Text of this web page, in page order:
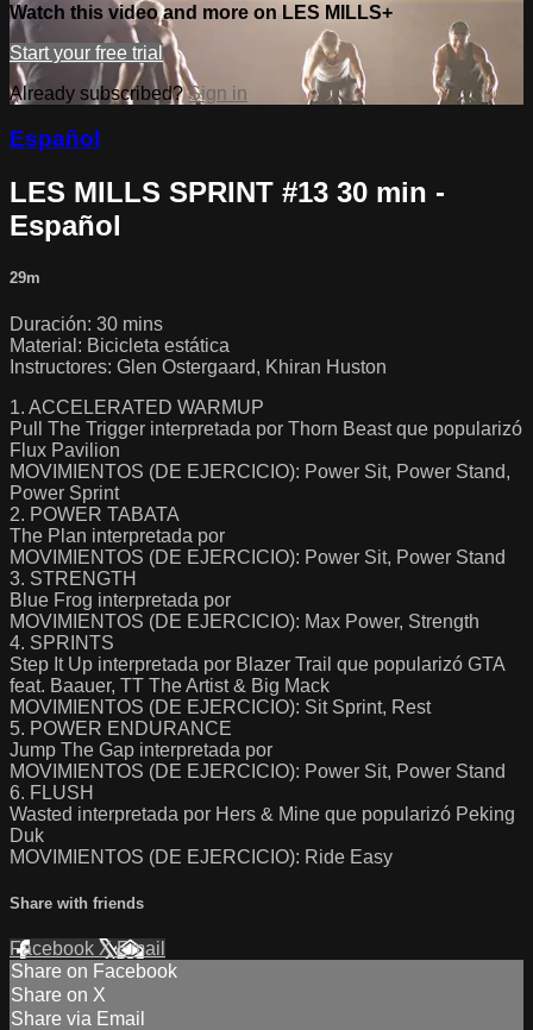
Watch this video and more on LES MILLS+
Start your free trial
Already subscribed?Sign in
Español
LES MILLS SPRINT #13 30 min -
Español
29m
Duración: 30 mins
Material: Bicicleta estática
Instructores: Glen Ostergaard, Khiran Huston
1. ACCELERATED WARMUP
Pull The Trigger interpretada por Thorn Beast que popularizó
Flux Pavilion
MOVIMIENTOS (DE EJERCICIO): Power Sit, Power Stand,
Power Sprint
2. POWER TABATA
The Plan interpretada por
MOVIMIENTOS (DE EJERCICIO): Power Sit, Power Stand
3. STRENGTH
Blue Frog interpretada por
MOVIMIENTOS (DE EJERCICIO): Max Power, Strength
4. SPRINTS
Step It Up interpretada por Blazer Trail que popularizó GTA
feat. Baauer, TT The Artist & Big Mack
MOVIMIENTOS (DE EJERCICIO): Sit Sprint, Rest
5. POWER ENDURANCE
Jump The Gap interpretada por
MOVIMIENTOS (DE EJERCICIO): Power Sit, Power Stand
6. FLUSH
Wasted interpretada por Hers & Mine que popularizó Peking
Duk
MOVIMIENTOS (DE EJERCICIO): Ride Easy
Share with friends
Facebook XEmail
Share on Facebook
Share on X
Share via Email